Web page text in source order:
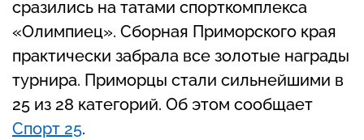
сразились на татами спорткомплекса
«Олимпиец». Сборная Приморского края
практически забрала все золотые награды
турнира. Приморцы стали сильнейшими в
25 из 28 категорий. Об этом сообщает
Спорт 25.